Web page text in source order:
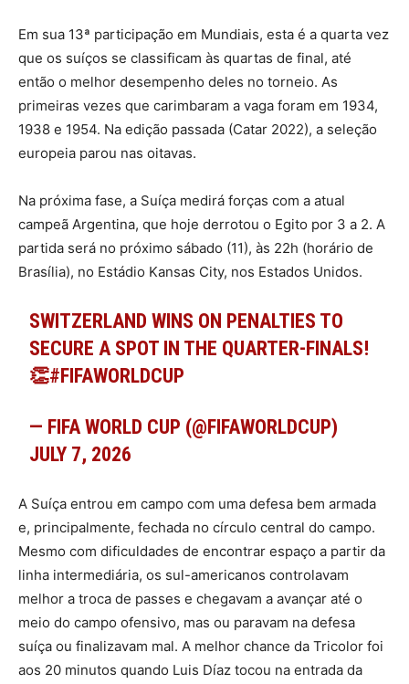
Em sua 13ª participação em Mundiais, esta é a quarta vez
que os suíços se classificam às quartas de final, até
então o melhor desempenho deles no torneio. As
primeiras vezes que carimbaram a vaga foram em 1934,
1938 e 1954. Na edição passada (Catar 2022), a seleção
europeia parou nas oitavas.
Na próxima fase, a Suíça medirá forças com a atual
campeã Argentina, que hoje derrotou o Egito por 3 a 2. A
partida será no próximo sábado (11), às 22h (horário de
Brasília), no Estádio Kansas City, nos Estados Unidos.
SWITZERLAND WINS ON PENALTIES TO
SECURE A SPOT IN THE QUARTER-FINALS!
👏#FIFAWORLDCUP
— FIFA WORLD CUP (@FIFAWORLDCUP)
JULY 7, 2026
A Suíça entrou em campo com uma defesa bem armada
e, principalmente, fechada no círculo central do campo.
Mesmo com dificuldades de encontrar espaço a partir da
linha intermediária, os sul-americanos controlavam
melhor a troca de passes e chegavam a avançar até o
meio do campo ofensivo, mas ou paravam na defesa
suíça ou finalizavam mal. A melhor chance da Tricolor foi
aos 20 minutos quando Luis Díaz tocou na entrada da